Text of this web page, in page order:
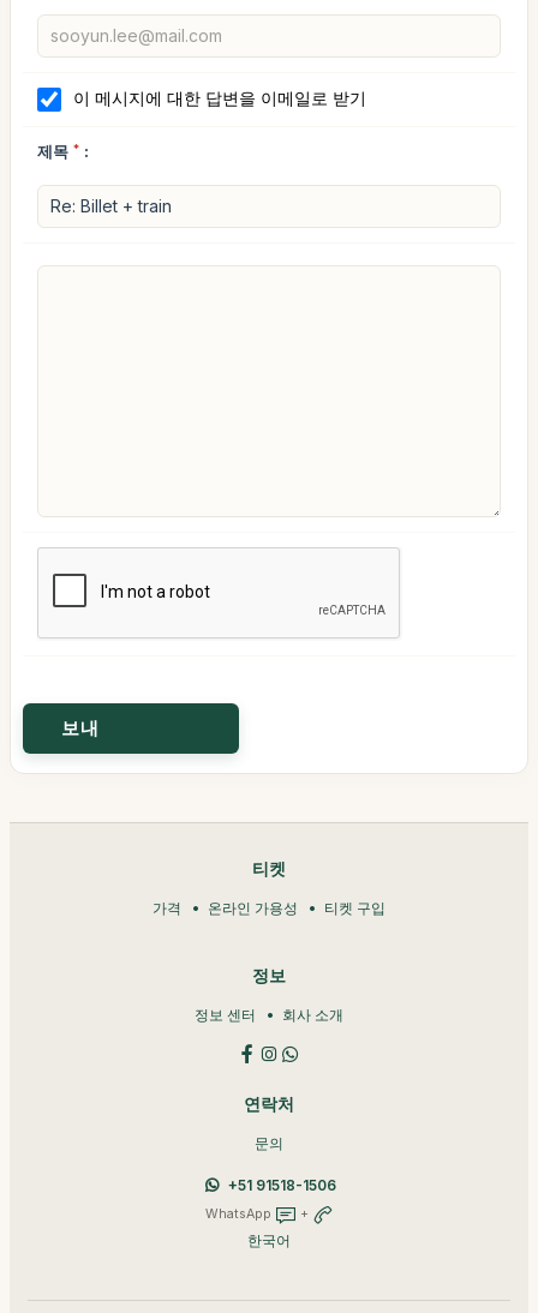
이 메시지에 대한 답변을 이메일로 받기
제목 * :
티켓
가격 온라인 가용성 티켓 구입
정보
정보 센터 회사 소개
연락처
문의
+51 91518-1506
WhatsApp +
한국어